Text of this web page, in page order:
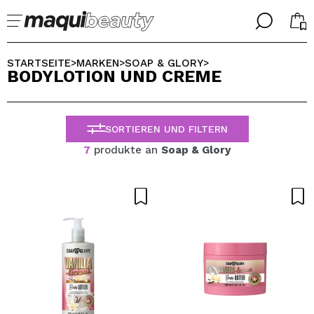
╳
Ich bin bereits #maquilover, ich habe ein Konto
Ich habe hier kein Konto
╳
WÄHLE DEINE SPRACHE
ALEMAN
ESPAÑOL
ENGLISH
FRANCES
STARTSEITE>MARKEN>SOAP & GLORY>
BODYLOTION UND CREME
SORTIEREN UND FILTERN
7 produkte an Soap & Glory